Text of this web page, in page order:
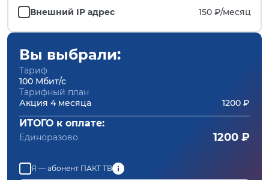
Внешний IP адрес 150 ₽/месяц
Вы выбрали:
Тариф
100 Мбит/с
Тарифный план
Акция 4 месяца
1200 ₽
ИТОГО к оплате:
Единоразово 1200 ₽
Я — абонент ПАКТ ТВ